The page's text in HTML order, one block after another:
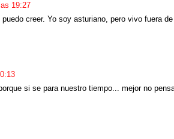
19:27
creer. Yo soy asturiano, pero vivo fuera
si se para nuestro tiempo... mejor no